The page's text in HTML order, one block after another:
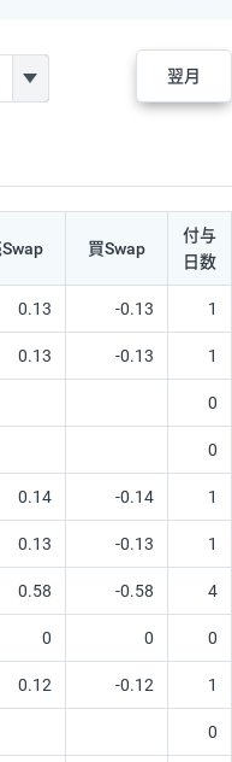
翌月
買Swap
付与
日数
0.13 -0.13 1
0.13 -0.13 1
0
0
0.14 -0.14 1
0.13 -0.13 1
0.58 -0.58 4
0 0 0
0.12 -0.12 1
0